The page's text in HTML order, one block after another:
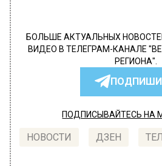
БОЛЬШЕ АКТУАЛЬНЫХ
ВИДЕО В ТЕЛЕГРАМ-КАНАЛЕ
РЕГИОНА".
ПОДПИСЫВАЙТЕСЬ НА
НОВОСТИ ДЗЕН